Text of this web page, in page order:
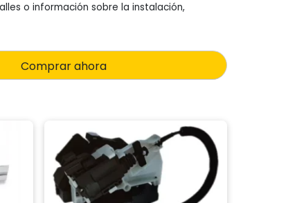
o información sobre la instalación,
Comprar ahora